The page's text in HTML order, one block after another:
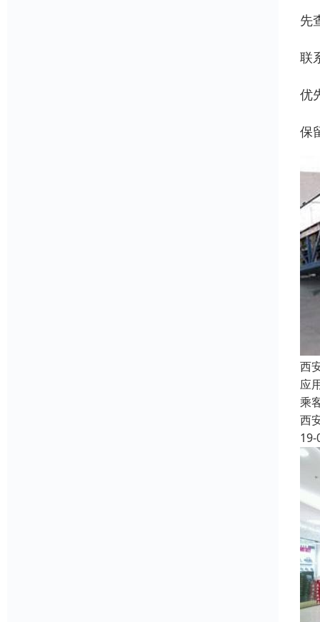
先
联
优
保
西
应
乘
西
19-